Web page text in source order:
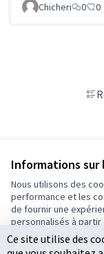
Informations sur
Nous utilisons des
performance et les
de fournir une
personnalisés à partir
Chicheri 0 0
Conditions d'utilisation
Paramètres des
Ce site utilise des